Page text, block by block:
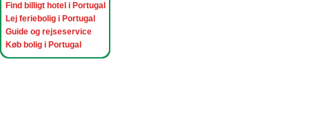
Find billigt hotel i Portugal
Lej feriebolig i Portugal
Guide og rejseservice
Køb bolig i Portugal